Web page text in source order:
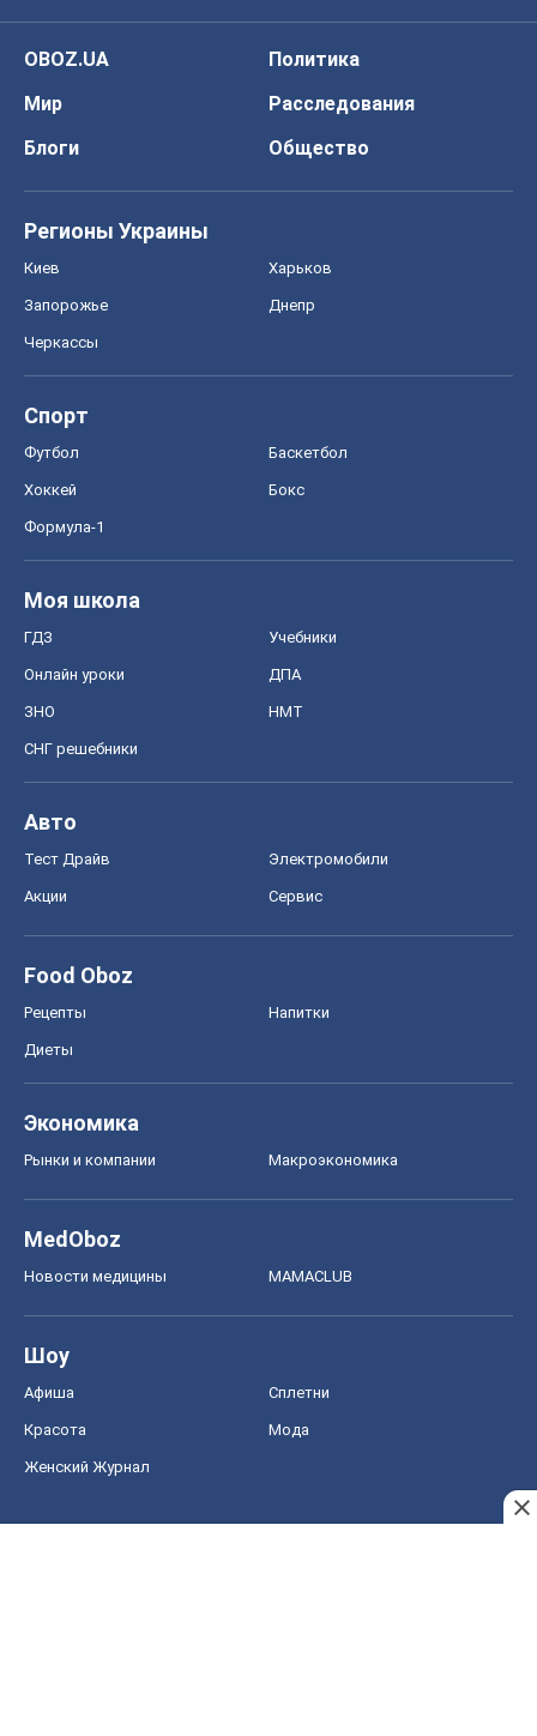
OBOZ.UA
Политика
Мир
Расследования
Блоги
Общество
Регионы Украины
Киев Харьков
Запорожье Днепр
Черкассы
Спорт
Футбол Баскетбол
Хоккей Бокс
Формула-1
Моя школа
ГДЗ Учебники
Онлайн уроки ДПА
ЗНО НМТ
СНГ решебники
Авто
Тест Драйв Электромобили
Акции Сервис
Food Oboz
Рецепты Напитки
Диеты
Экономика
Рынки и компании Mакроэкономика
MedOboz
Новости медицины MAMACLUB
Шоу
Афиша Сплетни
Красота Мода
Женский Журнал